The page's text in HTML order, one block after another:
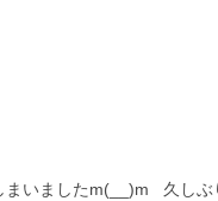
まいましたm(__)m 久しぶ